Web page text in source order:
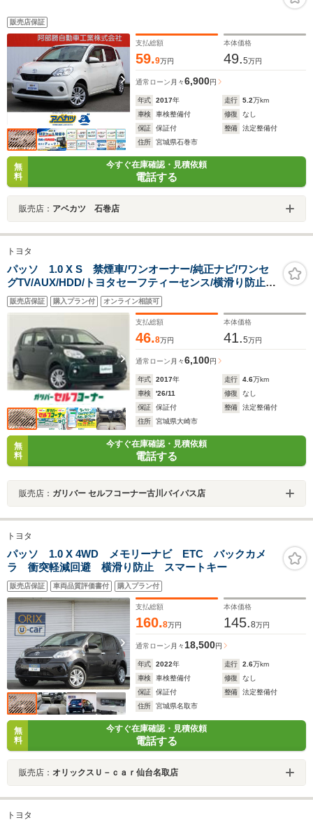
販売店保証
支払総額
59.9万円
本体価格
49.5万円
通常ローン 月々6,900円
年式 2017年 走行 5.2万km
車検
車検整備付 修復
なし
保証
保証付 整備
法定整備付
住所
宮城県石巻市
無
料
今すぐ在庫確認・見積依頼
電話する
販売店： アベカツ 石巻店
トヨタ
パッソ 1.0 X S 禁煙車/ワンオーナー/純正ナビ/ワンセ
グTV/AUX/HDD/トヨタセーフティーセンス/横滑り防止装
置/後方コーナーセンサー/バックカメラ/フォグランプ/前
方ドライブレコーダー/純正アルミホイール
販売店保証 購入プラン付 オンライン相談可
支払総額
46.8万円
本体価格
41.5万円
通常ローン 月々6,100円
年式 2017年 走行 4.6万km
車検
'26/11 修復
なし
保証
保証付 整備
法定整備付
住所
宮城県大崎市
無
料
今すぐ在庫確認・見積依頼
電話する
販売店： ガリバー セルフコーナー古川バイパス店
トヨタ
パッソ 1.0 X 4WD メモリーナビ ETC バックカメ
ラ 衝突軽減回避 横滑り防止 スマートキー
販売店保証 車両品質評価書付 購入プラン付
支払総額
160.8万円
本体価格
145.8万円
通常ローン 月々 18,500円
年式 2022年 走行 2.6万km
車検
車検整備付 修復
なし
保証
保証付 整備
法定整備付
住所
宮城県名取市
無
料
今すぐ在庫確認・見積依頼
電話する
販売店： オリックスＵ－ｃａｒ仙台名取店
トヨタ